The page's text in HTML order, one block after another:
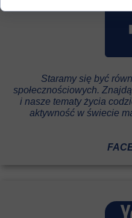
Staramy się być
społecznościowych.
i nasze tematy życia
aktywność w świecie